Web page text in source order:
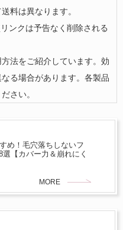
料は異なります。
ンクは予告なく削除される
法をご紹介しています。効
る場合があります。各製品
さい。
め！毛穴落ちしないフ
選【カバー力＆崩れにく
MORE